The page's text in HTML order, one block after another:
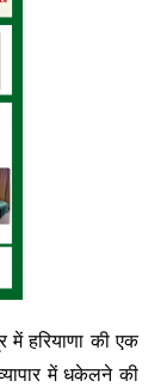
में हरियाणा की एक
में धकेलने की